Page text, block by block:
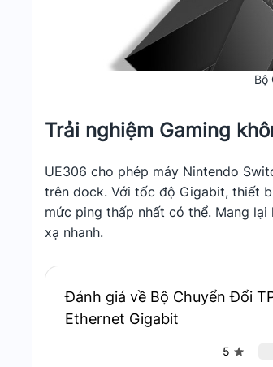
Bộ
Trải nghiệm Gaming
UE306 cho phép máy Nintendo
trên dock. Với tốc độ Gigabit, thiết
mức ping thấp nhất có thể. Mang
xạ nhanh.
Tốc độ Gigabit ổn định
Sở hữu cổng RJ45 chuẩn 10/100/
vụ nặng như tải tệp tin lớn, phát
giúp thiết bị khai thác tối đa tốc độ
Đánh giá về Bộ Chuyển Đổi
Ethernet Gigabit
5